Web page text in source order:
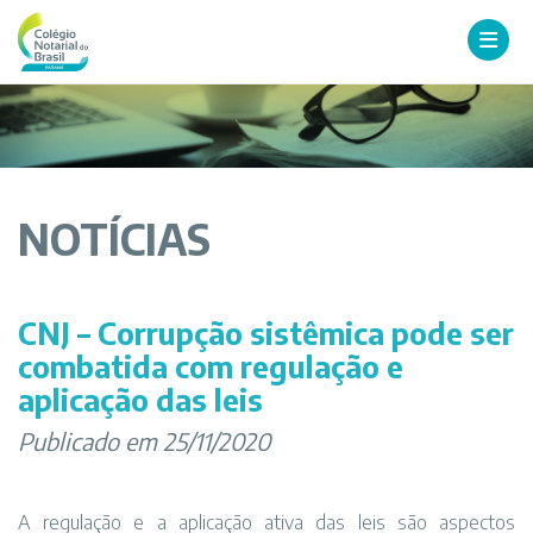
NOTÍCIAS
CNJ – Corrupção sistêmica pode ser
combatida com regulação e
aplicação das leis
Publicado em 25/11/2020
A regulação e a aplicação ativa das leis são aspectos